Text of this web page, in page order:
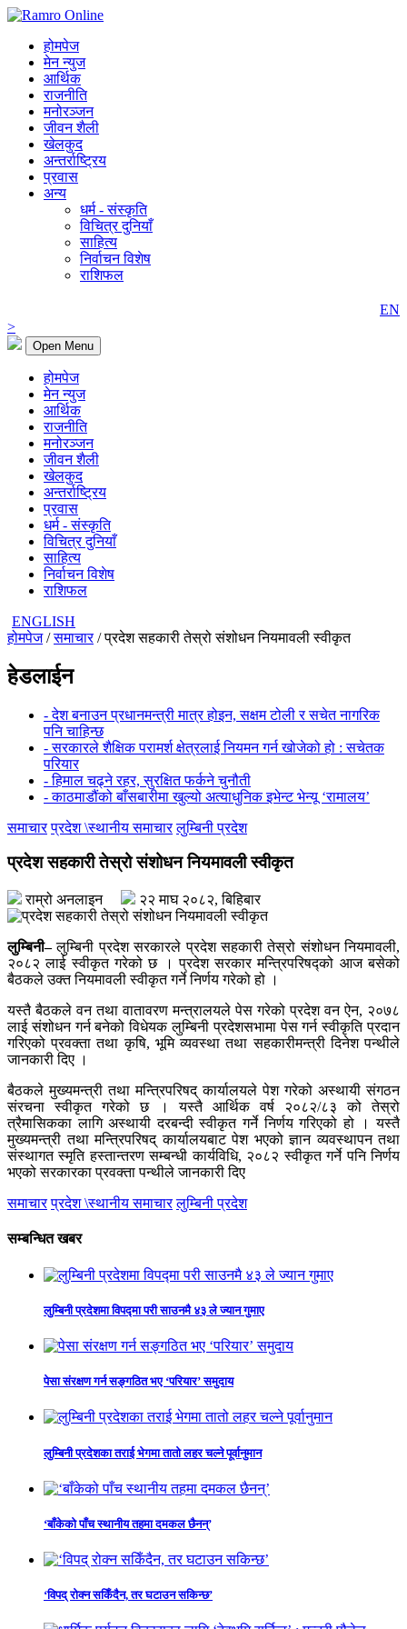
होमपेज
मेन न्युज
आर्थिक
राजनीति
मनोरञ्जन
जीवन शैली
खेलकुद
अन्तर्राष्ट्रिय
प्रवास
अन्य
धर्म - संस्कृति
विचित्र दुनियाँ
साहित्य
निर्वाचन विशेष
राशिफल
EN
>
Open Menu
होमपेज
मेन न्युज
आर्थिक
राजनीति
मनोरञ्जन
जीवन शैली
खेलकुद
अन्तर्राष्ट्रिय
प्रवास
धर्म - संस्कृति
विचित्र दुनियाँ
साहित्य
निर्वाचन विशेष
राशिफल
ENGLISH
होमपेज/समाचार/ प्रदेश सहकारी तेस्रो संशोधन नियमावली स्वीकृत
हेडलाईन
- देश बनाउन प्रधानमन्त्री मात्र होइन, सक्षम टोली र सचेत नागरिक
पनि चाहिन्छ
- सरकारले शैक्षिक परामर्श क्षेत्रलाई नियमन गर्न खोजेको हो : सचेतक
परियार
- हिमाल चढ्ने रहर, सुरक्षित फर्कने चुनौती
- काठमाडौंको बाँसबारीमा खुल्यो अत्याधुनिक इभेन्ट भेन्यू ‘रामालय’
समाचार प्रदेश \स्थानीय समाचार लुम्बिनी प्रदेश
प्रदेश सहकारी तेस्रो संशोधन नियमावली स्वीकृत
राम्रो अनलाइन २२ माघ २०८२, बिहिबार
लुम्बिनी–लुम्बिनी प्रदेश सरकारले प्रदेश सहकारी तेस्रो संशोधन नियमावली,
२०८२ लाई स्वीकृत गरेको छ । प्रदेश सरकार मन्त्रिपरिषद्को आज बसेको
बैठकले उक्त नियमावली स्वीकृत गर्ने निर्णय गरेको हो ।
यस्तै बैठकले वन तथा वातावरण मन्त्रालयले पेस गरेको प्रदेश वन ऐन, २०७८
लाई संशोधन गर्न बनेको विधेयक लुम्बिनी प्रदेशसभामा पेस गर्न स्वीकृति प्रदान
गरिएको प्रवक्ता तथा कृषि, भूमि व्यवस्था तथा सहकारीमन्त्री दिनेश पन्थीले
जानकारी दिए ।
बैठकले मुख्यमन्त्री तथा मन्त्रिपरिषद् कार्यालयले पेश गरेको अस्थायी संगठन
संरचना स्वीकृत गरेको छ । यस्तै आर्थिक वर्ष २०८२/८३ को तेस्रो
त्रैमासिकका लागि अस्थायी दरबन्दी स्वीकृत गर्ने निर्णय गरिएको हो । यस्तै
मुख्यमन्त्री तथा मन्त्रिपरिषद् कार्यालयबाट पेश भएको ज्ञान व्यवस्थापन तथा
संस्थागत स्मृति हस्तान्तरण सम्बन्धी कार्यविधि, २०८२ स्वीकृत गर्ने पनि निर्णय
भएको सरकारका प्रवक्ता पन्थीले जानकारी दिए
समाचार प्रदेश \स्थानीय समाचार लुम्बिनी प्रदेश
सम्बन्धित खबर
लुम्बिनी प्रदेशमा विपद्मा परी साउनमै ४३ ले ज्यान गुमाए
पेसा संरक्षण गर्न सङ्गठित भए ‘परियार’ समुदाय
लुम्बिनी प्रदेशका तराई भेगमा तातो लहर चल्ने पूर्वानुमान
‘बाँकेको पाँच स्थानीय तहमा दमकल छैनन्’
‘विपद् रोक्न सकिँदैन, तर घटाउन सकिन्छ’